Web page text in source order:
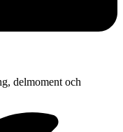
delmoment och